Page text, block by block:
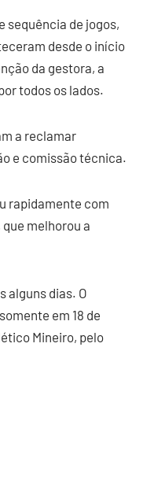
sequência de jogos,
desde o início
da gestora, a
todos os lados.
a reclamar
e comissão técnica.
rapidamente com
melhorou a
alguns dias. O
em 18 de
Mineiro, pelo